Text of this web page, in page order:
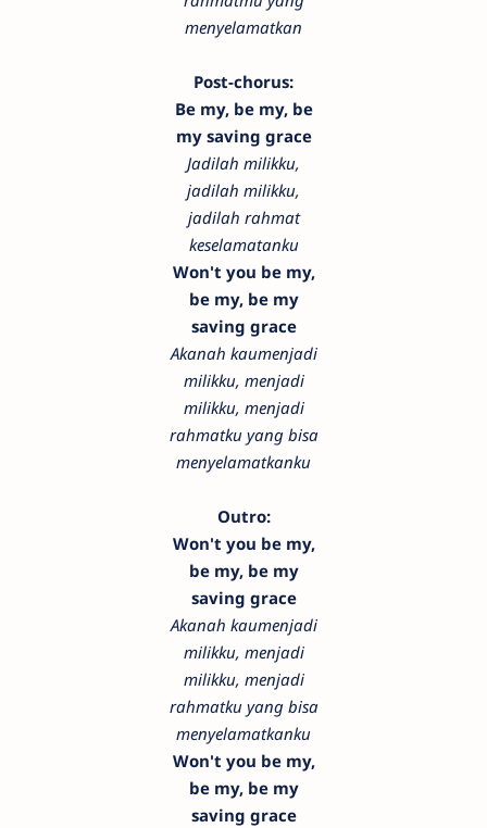
menyelamatkan
Post-chorus:
Be my, be my, be
my saving grace
Jadilah milikku,
jadilah milikku,
jadilah rahmat
keselamatanku
Won't you be my,
be my, be my
saving grace
Akanah kaumenjadi
milikku, menjadi
milikku, menjadi
rahmatku yang bisa
menyelamatkanku
Outro:
Won't you be my,
be my, be my
saving grace
Akanah kaumenjadi
milikku, menjadi
milikku, menjadi
rahmatku yang bisa
menyelamatkanku
Won't you be my,
be my, be my
saving grace